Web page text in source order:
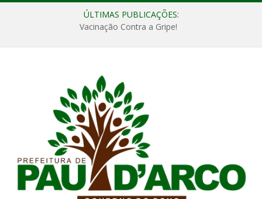
ÚLTIMAS PUBLICAÇÕES:
Vacinação Contra a Gripe!